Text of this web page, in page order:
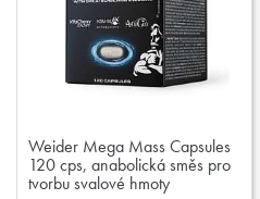
Weider Mega Mass Capsules
120 cps, anabolická směs pro
tvorbu svalové hmoty